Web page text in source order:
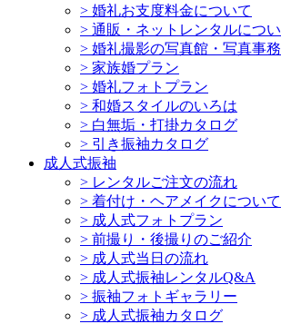
> 婚礼お支度料金について
> 通販・ネットレンタルにつ
> 婚礼撮影の写真館・写真事
> 家族婚プラン
> 婚礼フォトプラン
> 和婚スタイルのいろは
> 白無垢・打掛カタログ
> 引き振袖カタログ
成人式振袖
> レンタルご注文の流れ
> 着付け・ヘアメイクについて
> 成人式フォトプラン
> 前撮り・後撮りのご紹介
> 成人式当日の流れ
> 成人式振袖レンタルQ&A
> 振袖フォトギャラリー
> 成人式振袖カタログ